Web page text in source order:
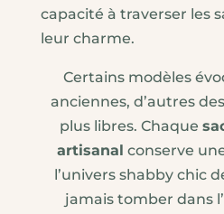
capacité à traverser les
leur charme.
Certains modèles
anciennes, d’autres
plus libres. Chaque
artisanal conserve
l’univers shabby chic
jamais tomber dans